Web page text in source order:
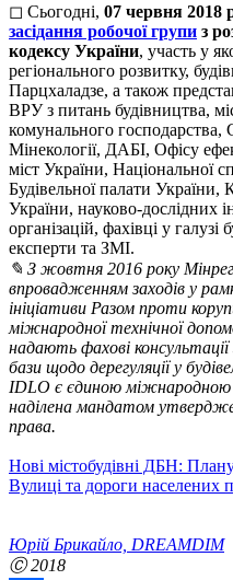
◻ Сьогодні, 07 червня 2018
засідання робочої групи з
кодексу України, участь у
регіонального розвитку,
Парцхаладзе, а також
ВРУ з питань будівництва,
комунального господарства,
Мінекології, ДАБІ, Офісу
міст України, Національної
Будівельної палати України,
України, науково-дослідних
організацій, фахівці у галузі
експерти та ЗМІ.
✎ З жовтня 2016 року
впровадженням заходів у
ініціативи Разом проти
міжнародної технічної
надають фахові
бази щодо дерегуляції у
IDLO є єдиною міжнародною
наділена мандатом
права.
Hові містобудівні ДБН:
Вулиці та дороги населених
Юрій Брикайло, DREAMDIM
Ⓒ 2018